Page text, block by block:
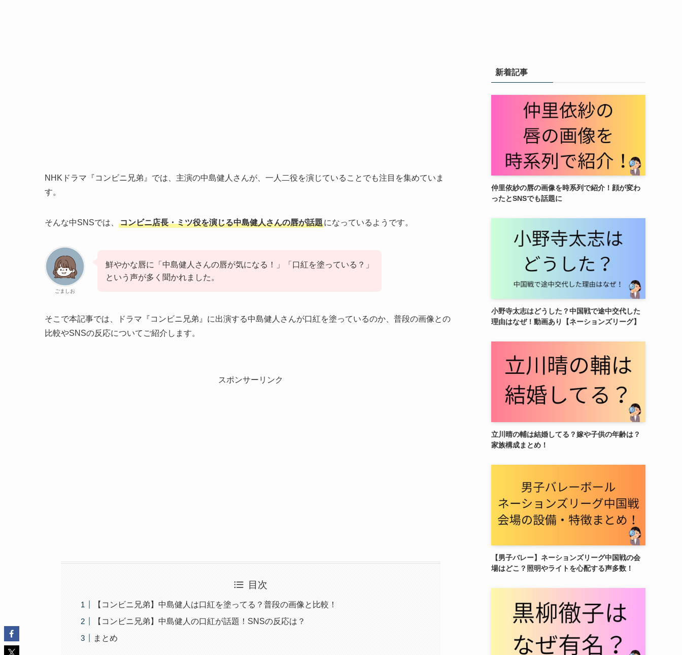
NHKドラマ『コンビニ兄弟』では、主演の中島健人さんが、一人二役を演じていることでも注目を集めていま
す。
そんな中SNSでは、 コンビニ店長・ミツ役を演じる中島健人さんの唇が話題になっているようです。
ごましお
鮮やかな唇に「中島健人さんの唇が気になる！」「口紅を塗っている？」
という声が多く聞かれました。
そこで本記事では、ドラマ『コンビニ兄弟』に出演する中島健人さんが口紅を塗っているのか、普段の画像との
比較やSNSの反応についてご紹介します。
スポンサーリンク
目次
【コンビニ兄弟】中島健人は口紅を塗ってる？普段の画像と比較！
【コンビニ兄弟】中島健人の口紅が話題！SNSの反応は？
まとめ
新着記事
仲里依紗の唇の画像を時系列で紹介！顔が変わ
ったとSNSでも話題に
小野寺太志はどうした？中国戦で途中交代した
理由はなぜ！動画あり【ネーションズリーグ】
立川晴の輔は結婚してる？嫁や子供の年齢は？
家族構成まとめ！
【男子バレー】ネーションズリーグ中国戦の会
場はどこ？照明やライトを心配する声多数！